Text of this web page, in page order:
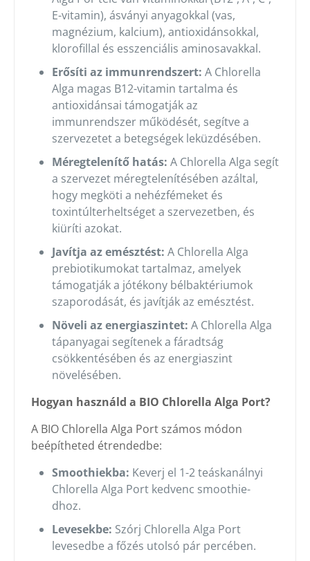
E-vitamin), ásványi anyagokkal (vas,
magnézium, kalcium), antioxidánsokkal,
klorofillal és esszenciális aminosavakkal.
Erősíti az immunrendszert: A Chlorella
Alga magas B12-vitamin tartalma és
antioxidánsai támogatják az
immunrendszer működését, segítve a
szervezetet a betegségek leküzdésében.
Méregtelenítő hatás: A Chlorella Alga segít
a szervezet méregtelenítésében azáltal,
hogy megköti a nehézfémeket és
toxintúlterheltséget a szervezetben, és
kiüríti azokat.
Javítja az emésztést: A Chlorella Alga
prebiotikumokat tartalmaz, amelyek
támogatják a jótékony bélbaktériumok
szaporodását, és javítják az emésztést.
Növeli az energiaszintet: A Chlorella Alga
tápanyagai segítenek a fáradtság
csökkentésében és az energiaszint
növelésében.
Hogyan használd a BIO Chlorella Alga Port?
A BIO Chlorella Alga Port számos módon
beépítheted étrendedbe:
Smoothiekba: Keverj el 1-2 teáskanálnyi
Chlorella Alga Port kedvenc smoothie-
dhoz.
Levesekbe: Szórj Chlorella Alga Port
levesedbe a főzés utolsó pár percében.